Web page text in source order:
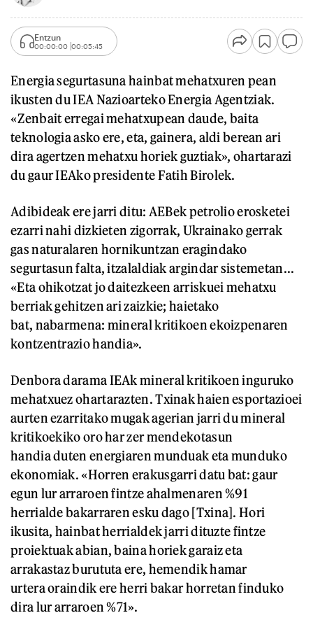
Entzun
00:00:00 00:05:45
Energia segurtasuna hainbat mehatxuren pean
ikusten du IEA Nazioarteko Energia Agentziak.
«Zenbait erregai mehatxupean daude, baita
teknologia asko ere, eta, gainera, aldi berean ari
dira agertzen mehatxu horiek guztiak», ohartarazi
du gaur IEAko presidente Fatih Birolek.
Adibideak ere jarri ditu: AEBek petrolio erosketei
ezarri nahi dizkieten zigorrak, Ukrainako gerrak
gas naturalaren hornikuntzan eragindako
segurtasun falta, itzalaldiak argindar sistemetan...
«Eta ohikotzat jo daitezkeen arriskuei mehatxu
berriak gehitzen ari zaizkie; haietako
bat, nabarmena: mineral kritikoen ekoizpenaren
kontzentrazio handia».
Denbora darama IEAk mineral kritikoen inguruko
mehatxuez ohartarazten. Txinak haien esportazioei
aurten ezarritako mugak agerian jarri du mineral
kritikoekiko oro har zer mendekotasun
handia duten energiaren munduak eta munduko
ekonomiak. «Horren erakusgarri datu bat: gaur
egun lur arraroen fintze ahalmenaren %91
herrialde bakarraren esku dago [Txina]. Hori
ikusita, hainbat herrialdek jarri dituzte fintze
proiektuak abian, baina horiek garaiz eta
arrakastaz burututa ere, hemendik hamar
urtera oraindik ere herri bakar horretan finduko
dira lur arraroen %71».